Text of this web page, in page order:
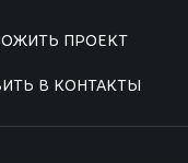
ПРОЕКТ
В КОНТАКТЫ